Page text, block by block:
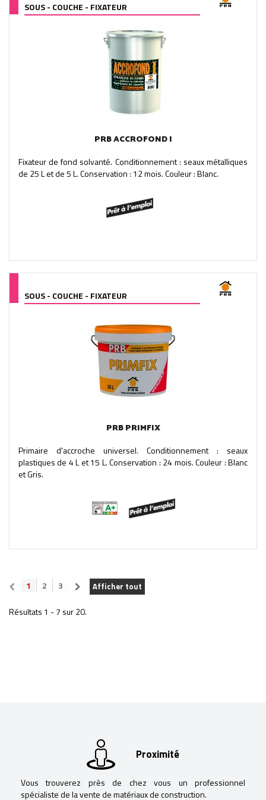
SOUS - COUCHE - FIXATEUR
PRB ACCROFOND I
Fixateur de fond solvanté. Conditionnement : seaux métalliques
de 25 L et de 5 L. Conservation : 12 mois. Couleur : Blanc.
SOUS - COUCHE - FIXATEUR
PRB PRIMFIX
Primaire d'accroche universel. Conditionnement : seaux
plastiques de 4 L et 15 L. Conservation : 24 mois. Couleur : Blanc
et Gris.
Afficher tout
1 2 3
Résultats 1 - 7 sur 20.
Proximité
Vous trouverez près de chez vous un professionnel
spécialiste de la vente de matériaux de construction.